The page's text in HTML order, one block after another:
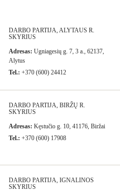
DARBO PARTIJA, ALYTAUS R.
SKYRIUS
Adresas: Ugniagesių g. 7, 3 a., 62137,
Alytus
Tel.: +370 (600) 24412
DARBO PARTIJA, BIRŽŲ R.
SKYRIUS
Adresas: Kęstučio g. 10, 41176, Biržai
Tel.: +370 (600) 17908
DARBO PARTIJA, IGNALINOS
SKYRIUS